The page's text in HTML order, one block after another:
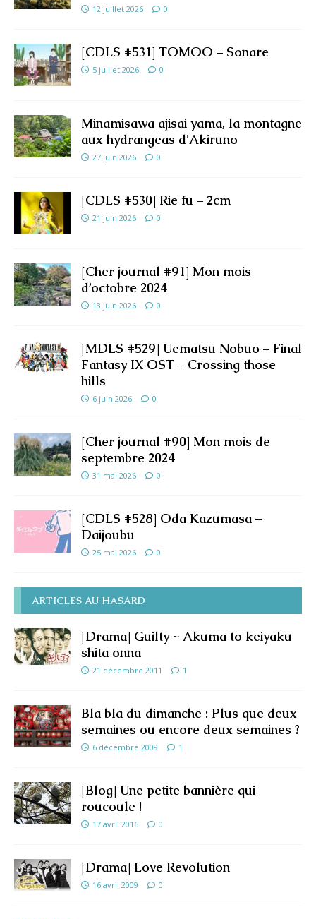
12 juillet 2026 0
[CDLS #531] TOMOO – Sonare
5 juillet 2026 0
Minamisawa ajisai yama, la montagne
aux hydrangeas d’Akiruno
27 juin 2026 0
[CDLS #530] Rie fu – 2cm
21 juin 2026 0
[Cher journal #91] Mon mois
d’octobre 2024
13 juin 2026 0
[MDLS #529] Uematsu Nobuo – Final
Fantasy IX OST – Crossing those
hills
6 juin 2026 0
[Cher journal #90] Mon mois de
septembre 2024
31 mai 2026 0
[CDLS #528] Oda Kazumasa –
Daijoubu
25 mai 2026 0
ARTICLES AU HASARD
[Drama] Guilty ~ Akuma to keiyaku
shita onna
21 décembre 2011 1
Bla bla du dimanche : Plus que deux
semaines ou encore deux semaines ?
6 décembre 2009 1
[Blog] Une petite bannière qui
roucoule !
17 avril 2016 0
[Drama] Love Revolution
16 avril 2009 0